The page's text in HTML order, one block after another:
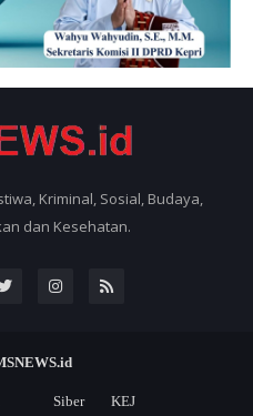
Kriminal, Sosial, Budaya,
dan Kesehatan.
Siber KEJ